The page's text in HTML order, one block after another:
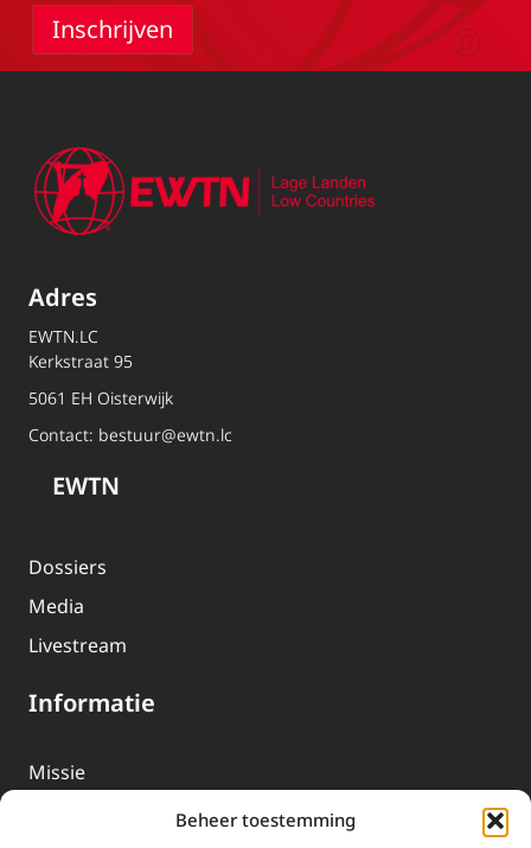
Beheer toestemming
Adres
EWTN.LC
Kerkstraat 95
5061 EH Oisterwijk
Contact: bestuur@ewtn.lc
EWTN
Dossiers
Media
Livestream
Informatie
Missie